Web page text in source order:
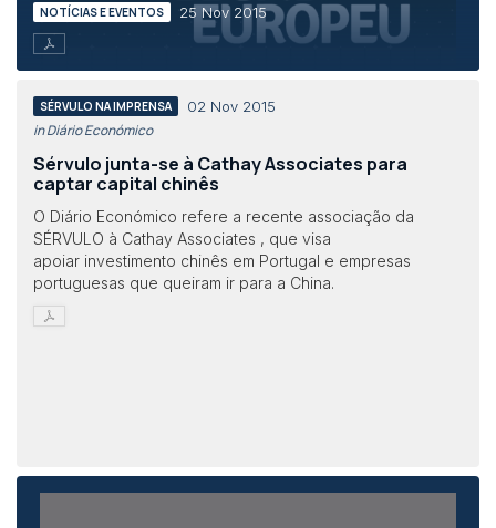
NOTÍCIAS E EVENTOS 25 Nov 2015
SÉRVULO NA IMPRENSA 02 Nov 2015
in Diário Económico
Sérvulo junta-se à Cathay Associates para
captar capital chinês
O Diário Económico refere a recente associação da
SÉRVULO à Cathay Associates , que visa
apoiar investimento chinês em Portugal e empresas
portuguesas que queiram ir para a China.